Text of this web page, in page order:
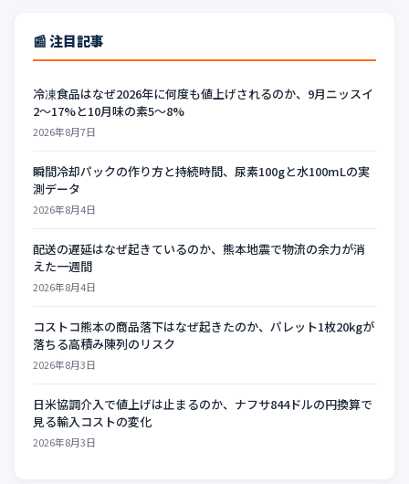
📰 注目記事
冷凍食品はなぜ2026年に何度も値上げされるのか、9月ニッスイ
2〜17%と10月味の素5〜8%
2026年8月7日
瞬間冷却パックの作り方と持続時間、尿素100gと水100mLの実
測データ
2026年8月4日
配送の遅延はなぜ起きているのか、熊本地震で物流の余力が消
えた一週間
2026年8月4日
コストコ熊本の商品落下はなぜ起きたのか、パレット1枚20kgが
落ちる高積み陳列のリスク
2026年8月3日
日米協調介入で値上げは止まるのか、ナフサ844ドルの円換算で
見る輸入コストの変化
2026年8月3日